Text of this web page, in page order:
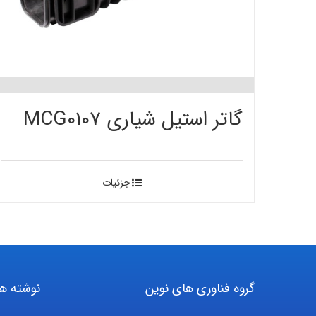
گاتر استیل شیاری MCG0107
جزئیات
گروه فناوری های نوین نوشته